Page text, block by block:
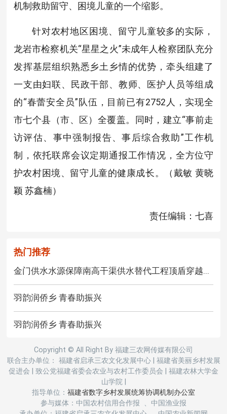
机制救助留守、困境儿童的一个缩影。
针对农村地区困境、留守儿童较多的实际，
龙岩市检察机关“星星之火”未成年人检察团队充分
发挥基层组织熟悉乡土乡情的优势，牵头组建了
一支由妇联、民政干部、教师、医护人员等组成
的“春蕾安全员”队伍，目前已有2752人，实现全
市七个县（市、区）全覆盖。同时，建立“事前走
访评估、事中强制报告、事后综合救助”工作机
制，依托联席会议定期通报工作情况，全方位守
护农村困境、留守儿童的健康成长。（戴敏 黄晓
颖 苏鑫楠）
责任编辑：七喜
热门推荐
金门供水水源保障南高干渠供水替代工程顶盾穿越...
羽韵润侨乡 青春助振兴
羽韵润侨乡 青春助振兴
Copyright © All Right By 福建三农网传媒有限公司
联合主办单位： 福建省启承三农文化发展中心
福建省美丽乡村发展
促进会
致公党福建省委会农业与农村工作委员会
福建农林大学金
山学院
指导单位： 福建省数字乡村发展统筹协调机制办公室
参与媒体：中国农村信用合作报 、中国渔业报